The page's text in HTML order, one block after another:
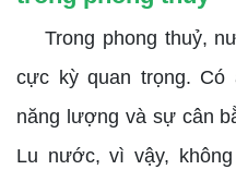
Trong phong thuỷ,
cực kỳ quan trọng. Có
năng lượng và sự cân
Lu nước, vì vậy,